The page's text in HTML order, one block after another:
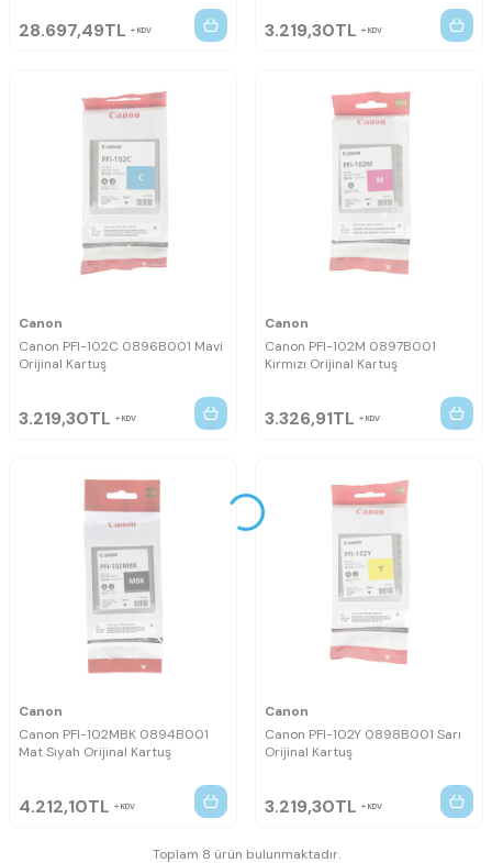
28.697,49TL KDV 3.219,30TL KDV
Canon
Canon PFI-102C 0896B001 Mavi
Orijinal Kartuş
3.219,30TL KDV
Canon
Canon PFI-102M 0897B001
Kırmızı Orijinal Kartuş
3.326,91TL KDV
Canon
Canon PFI-102MBK 0894B001
Mat Siyah Orijinal Kartuş
4.212,10TL KDV
Canon
Canon PFI-102Y 0898B001 Sarı
Orijinal Kartuş
3.219,30TL KDV
Toplam 8 ürün bulunmaktadır.